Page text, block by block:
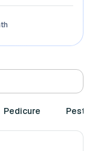
Pedicure